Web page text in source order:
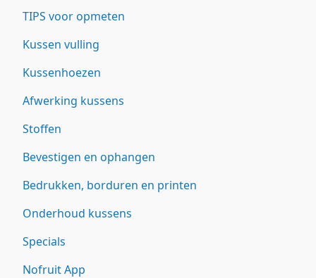
TIPS voor opmeten
Kussen vulling
Kussenhoezen
Afwerking kussens
Stoffen
Bevestigen en ophangen
Bedrukken, borduren en printen
Onderhoud kussens
Specials
Nofruit App